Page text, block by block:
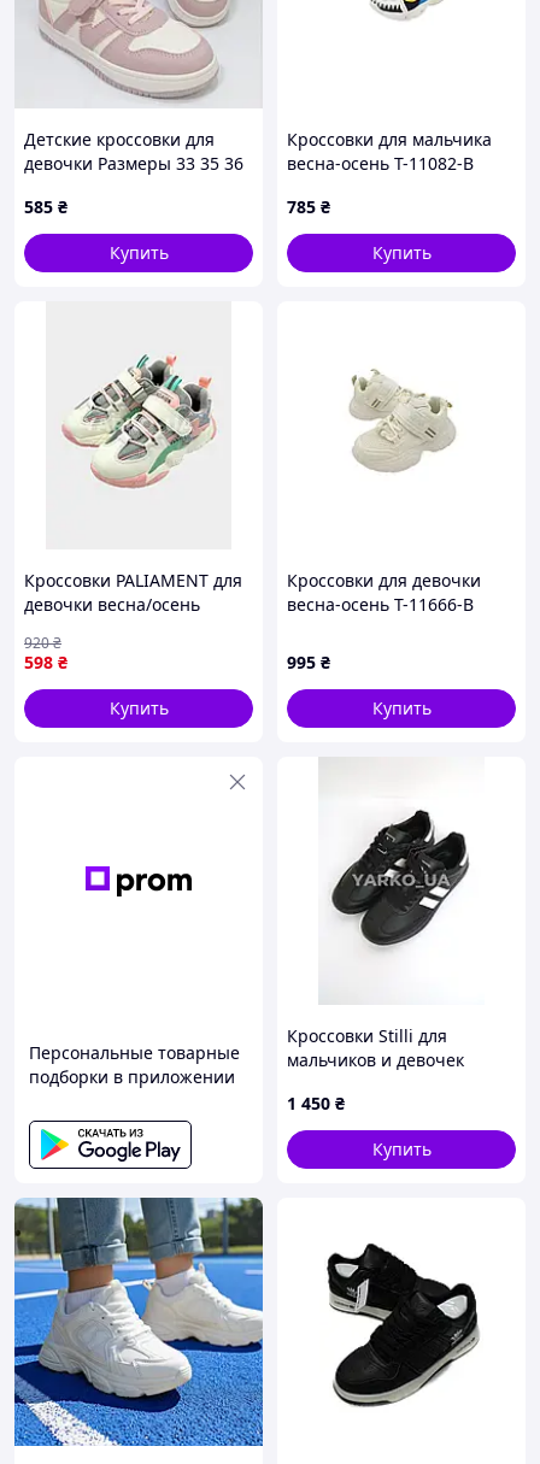
Детские кроссовки для
девочки Размеры 33 35 36
585 ₴
Купить
Кроссовки для мальчика
весна-осень T-11082-B
белый SPORT 24(р)
785 ₴
Купить
Кроссовки PALIAMENT для
девочки весна/осень
розовый/стальной 34(р)
598 ₴
920₴
Купить
Кроссовки для девочки
весна-осень T-11666-B
HLDD 26(р)
995 ₴
Купить
Персональные товарные
подборки в приложении
Кроссовки Stilli для
мальчиков и девочек
черный/белый Samba
38(р)
1 450 ₴
Купить